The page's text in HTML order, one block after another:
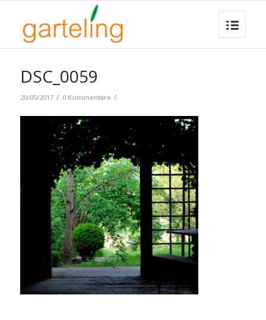
DSC_0059
20/05/2017 / 0 Kommentare /